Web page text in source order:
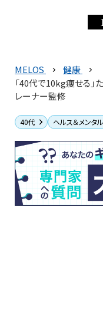
1
MELOS
健康
「40代で10kg痩せる」
レーナー監修
40代 ヘルス＆メンタル